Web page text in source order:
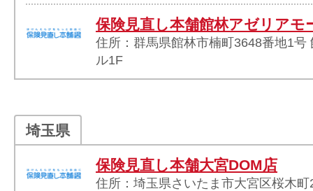
保険見直し本舗館林アゼリアモ
住所：群馬県館林市楠町3648番地1号
ル1F
埼玉県
保険見直し本舗大宮DOM店
住所：埼玉県さいたま市大宮区桜木